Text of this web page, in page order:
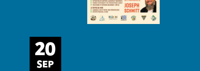
20
SEP